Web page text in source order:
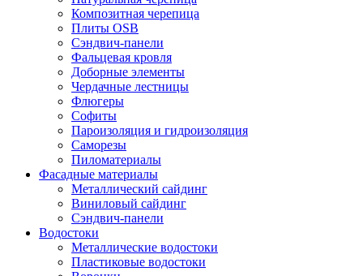
Композитная черепица
Плиты OSB
Сэндвич-панели
Фальцевая кровля
Доборные элементы
Чердачные лестницы
Флюгеры
Софиты
Пароизоляция и гидроизоляция
Саморезы
Пиломатериалы
Фасадные материалы
Металлический сайдинг
Виниловый сайдинг
Сэндвич-панели
Водостоки
Металлические водостоки
Пластиковые водостоки